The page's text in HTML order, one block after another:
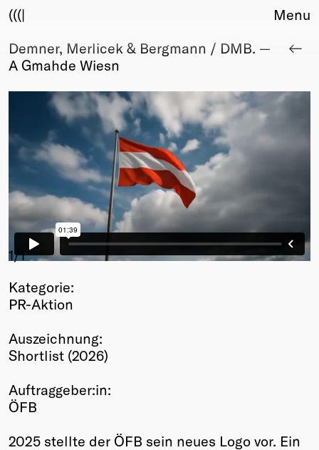
(((|
About
Club
Sponsors
Fair Work
TBD
Events
Upcoming
Past
Membership
Info
Young Creatives
Friends of Creativity
Winners
2026
Annual
Menu
Demner, Merlicek & Bergmann / DMB. —
A Gmahde Wiesn
1/1
Kategorie:
PR-Aktion
Auszeichnung:
Shortlist (2026)
Auftraggeber:in:
ÖFB
2025 stellte der ÖFB sein neues Logo vor. Ein